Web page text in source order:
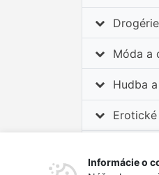
Drogérie
Móda a
Hudba
Informácie o